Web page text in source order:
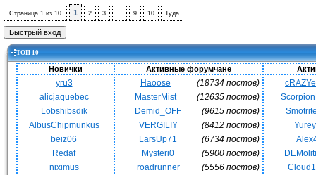
Страница 1 из 10 1 2 3 … 9 10 Туда
ТОП 10
Новички Активные форумчане
yru3
alicjaquebec
Lobshibsdik
AlbusChipmunkus
beiz06
Redaf
niximus
Haoose
(18734 постов)
MasterMist
(12635 постов)
Demid_OFF
(9615 постов)
VERGILIY
(8412 постов)
LarsUp71
(6734 постов)
Mysteri0
(5900 постов)
roadrunner
(5556 постов)